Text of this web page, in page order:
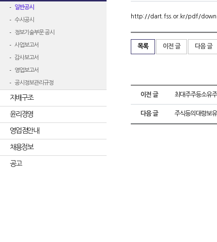
일반공시
수시공시
정보기술부문 공시
사업보고서
감사보고서
영업보고서
공시정보관리규정
지배구조
윤리경영
영업점안내
채용정보
공고
http://dart.fss.or.kr/pdf/
목록 이전 글 다음 글
이전 글 최대주주등소유
다음 글 주식등의대량보